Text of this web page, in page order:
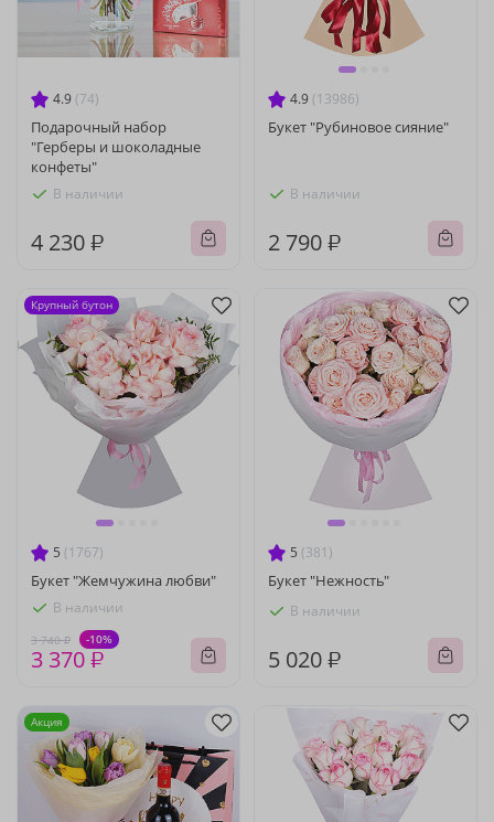
4.9 (74)
Подарочный набор
"Герберы и шоколадные
конфеты"
В наличии
4 230 ₽
4.9 (13986)
Букет "Рубиновое сияние"
В наличии
2 790 ₽
5 (1767)
Букет "Жемчужина любви"
В наличии
3 740 ₽ -10%
3 370 ₽
Крупный бутон
5 (381)
Букет "Нежность"
В наличии
5 020 ₽
Акция